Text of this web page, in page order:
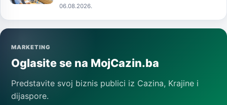
06.08.2026.
MARKETING
Oglasite se na MojCazin.ba
Predstavite svoj biznis publici iz Cazina, Krajine i
dijaspore.